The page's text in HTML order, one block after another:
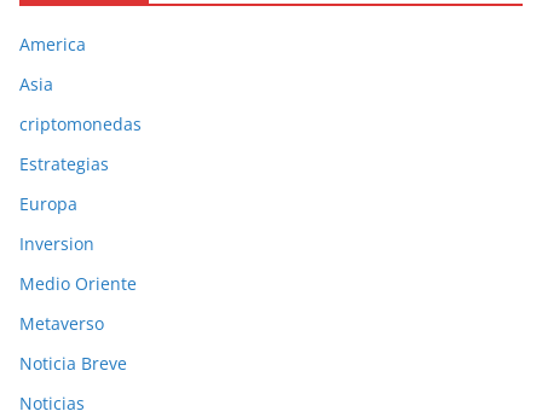
America
Asia
criptomonedas
Estrategias
Europa
Inversion
Medio Oriente
Metaverso
Noticia Breve
Noticias